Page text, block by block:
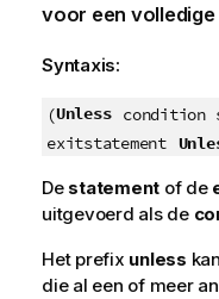
voor een volledige
Syntaxis:
(Unless condition
exitstatement
De statement of de
uitgevoerd als de
Het prefix unless
die al een of meer